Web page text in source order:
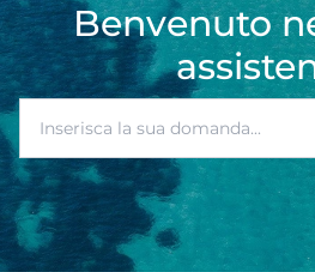
Benvenuto